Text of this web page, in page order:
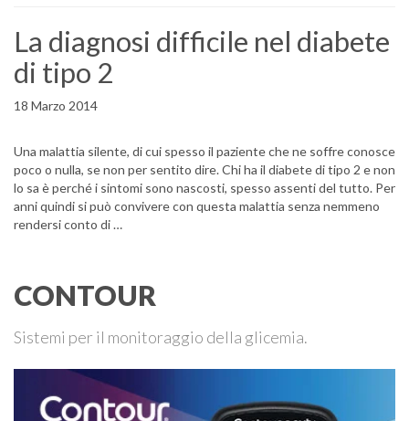
La diagnosi difficile nel diabete
di tipo 2
18 Marzo 2014
Una malattia silente, di cui spesso il paziente che ne soffre conosce
poco o nulla, se non per sentito dire. Chi ha il diabete di tipo 2 e non
lo sa è perché i sintomi sono nascosti, spesso assenti del tutto. Per
anni quindi si può convivere con questa malattia senza nemmeno
rendersi conto di …
CONTOUR
Sistemi per il monitoraggio della glicemia.